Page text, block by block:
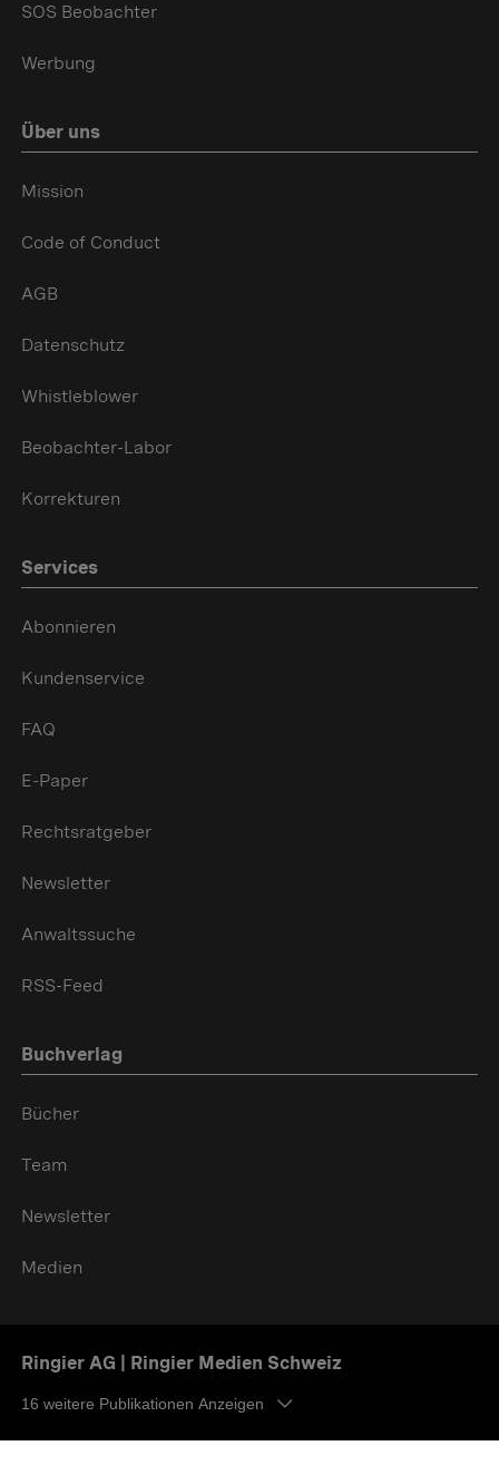
SOS Beobachter
Werbung
Über uns
Mission
Code of Conduct
AGB
Datenschutz
Whistleblower
Beobachter-Labor
Korrekturen
Services
Abonnieren
Kundenservice
FAQ
E-Paper
Rechtsratgeber
Newsletter
Anwaltssuche
RSS-Feed
Buchverlag
Bücher
Team
Newsletter
Medien
Ringier AG | Ringier Medien Schweiz
16 weitere Publikationen Anzeigen